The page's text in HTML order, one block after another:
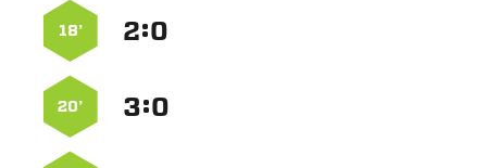
:
18’
:
20’